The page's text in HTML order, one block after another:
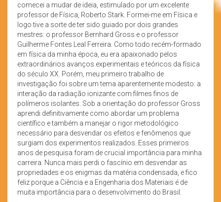
comecei a mudar de ideia, estimulado por um excelente
professor de Física, Roberto Stark. Formei-me em Física e
logo tive a sorte de ter sido guiado por dois grandes
mestres: o professor Bernhard Gross e o professor
Guilherme Fontes Leal Ferreira. Como todo recém-formado
em física da minha época, eu era apaixonado pelos
extraordinários avanços experimentais e teóricos da física
do século XX. Porém, meu primeiro trabalho de
investigação foi sobre um tema aparentemente modesto: a
interação da radiação ionizante com filmes finos de
polímeros isolantes. Sob a orientação do professor Gross
aprendi definitivamente como abordar um problema
científico e também a manejar o rigor metodológico
necessário para desvendar os efeitos e fenômenos que
surgiam dos experimentos realizados. Esses primeiros
anos de pesquisa foram de crucial importância para minha
carreira. Nunca mais perdi o fascínio em desvendar as
propriedades e os enigmas da matéria condensada, e fico
feliz porque a Ciência e a Engenharia dos Materiais é de
muita importância para o desenvolvimento do Brasil.